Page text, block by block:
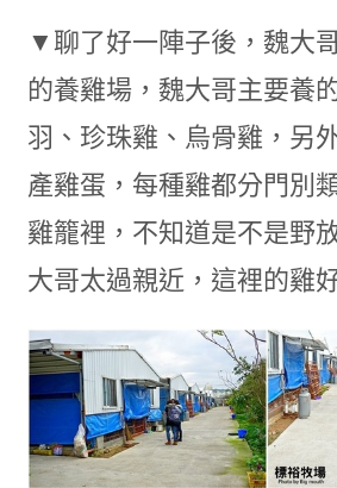
▼聊了好一陣子後，魏大
的養雞場，魏大哥主要養
羽、珍珠雞、烏骨雞，另
產雞蛋，每種雞都分門別
雞籠裡，不知道是不是野
大哥太過親近，這裡的雞